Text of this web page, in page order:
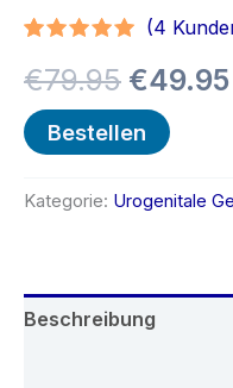
mit5.00
von 5,
basierend
auf
Kundenbewertungen
(4
€79.95
Preis
€79.95
€49.95
Bestellen
Kategorie: Urogenitale
Beschreibung